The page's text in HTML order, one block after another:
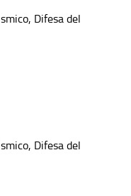
Difesa del
Difesa del